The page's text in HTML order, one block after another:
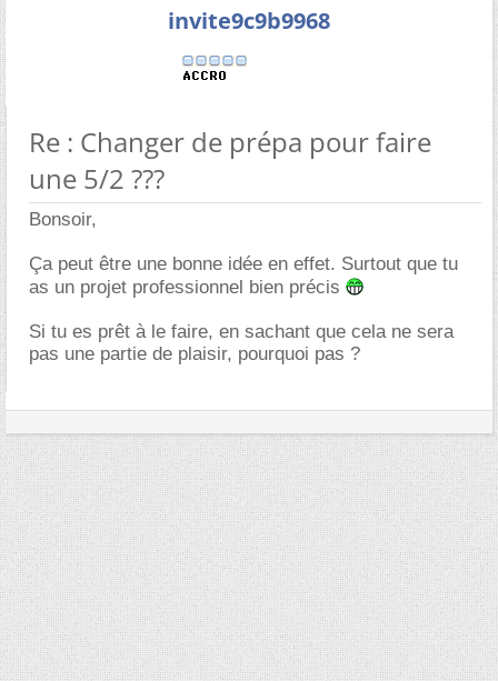
invite9c9b9968
Re : Changer de prépa pour faire
une 5/2 ???
Bonsoir,
Ça peut être une bonne idée en effet. Surtout que tu
as un projet professionnel bien précis
Si tu es prêt à le faire, en sachant que cela ne sera
pas une partie de plaisir, pourquoi pas ?